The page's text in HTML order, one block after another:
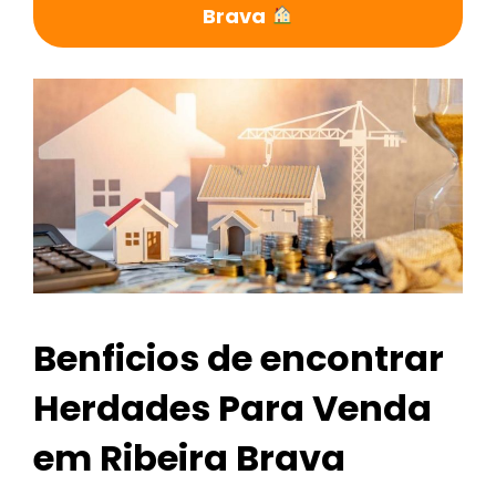
Brava
Benficios de encontrar
Herdades Para Venda
em Ribeira Brava